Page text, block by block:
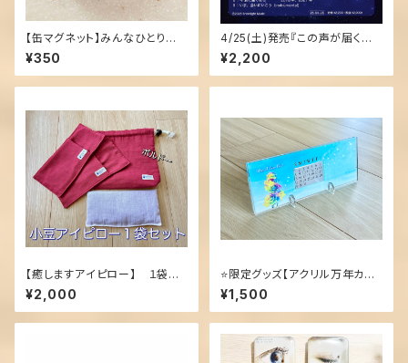
【缶マグネット】みんなひとりぼっ
ち
¥350
4/25(土)発売『この声が届くと
き』ミュージックカード
¥2,200
【癒しますアイピロー】 １袋セ
ット(十勝小豆使用)
¥2,000
⭐️限定グッズ【アクリル万年カレ
ンダー】レインボーローズ
¥1,500